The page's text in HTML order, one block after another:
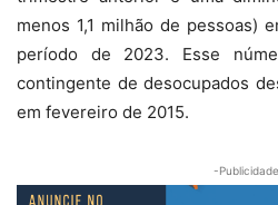
menos 1,1 milhão de pessoas)
período de 2023. Esse
contingente de desocupados
em fevereiro de 2015.
-